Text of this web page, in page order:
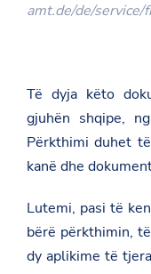
amt.de/de/
Të dyja këto
gjuhën shqipe,
Përkthimi duhet
kanë dhe
Lutemi, pasi të
bërë përkthimin,
dy aplikime të